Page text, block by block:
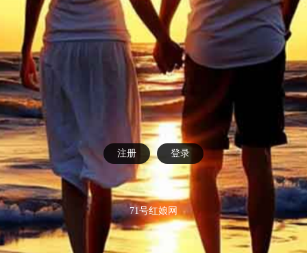
注册 登录
71号红娘网